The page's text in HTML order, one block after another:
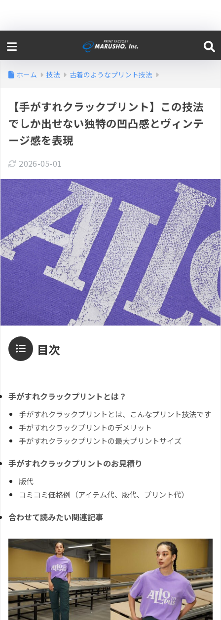
ホーム 技法 古着のようなプリント技法
【手がすれクラックプリント】この技法
でしか出せない独特の凹凸感とヴィンテ
ージ感を表現
2026-05-01
目次
手がすれクラックプリントとは？
手がすれクラックプリントとは、こんなプリント技法です
手がすれクラックプリントのデメリット
手がすれクラックプリントの最大プリントサイズ
手がすれクラックプリントのお見積り
版代
コミコミ価格例（アイテム代、版代、プリント代）
合わせて読みたい関連記事